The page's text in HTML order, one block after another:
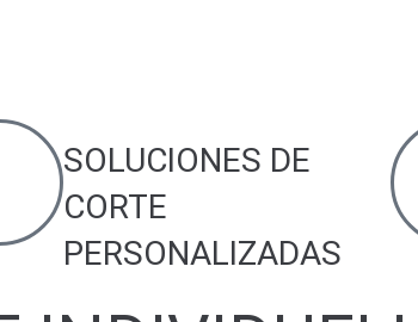
SOLUCIONES DE
CORTE
PERSONALIZADAS